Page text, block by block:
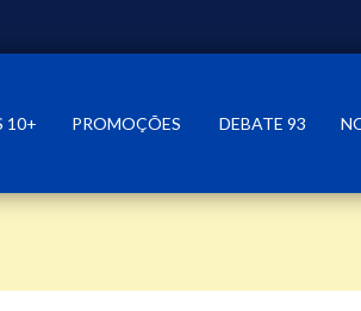
10+ PROMOÇÕES DEBATE 93